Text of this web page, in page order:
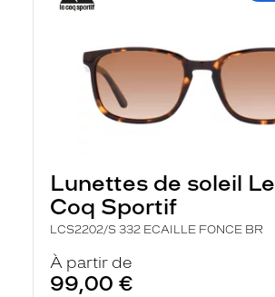
Lunettes de soleil Le
Coq Sportif
LCS2202/S 332 ECAILLE FONCE BR
À partir de
99,00 €